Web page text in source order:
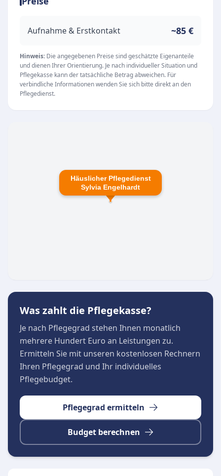
abwechslungsreiche Betreuung mit Aktivitäten
gemeinsamen Mahlzeiten und Ausflügen. Das
betreute Wohnen unterstützt Senioren mit
modernen, barrierefreien Wohnungen und
einem umfangreichen Betreuungsprogramm.
Wohngruppen fördern Gemeinschaft und
Behandlungspflege sicher. Qualität und
regelmäßige Fortbildungen stehen im
Mittelpunkt aller Angebote, um Lebensqualität
Aufnahme & Erstkontakt ~85 €
Hinweis: Die angegebenen Preise sind geschätzte Eigenanteile
und dienen Ihrer Orientierung. Je nach individueller Situation und
Pflegekasse kann der tatsächliche Betrag abweichen. Für
verbindliche Informationen wenden Sie sich bitte direkt an den
Pflegedienst.
Häuslicher Pflegedienst
Sylvia Engelhardt
Was zahlt die Pflegekasse?
Je nach Pflegegrad stehen Ihnen monatlich
mehrere Hundert Euro an Leistungen zu.
Ermitteln Sie mit unseren kostenlosen Rechnern
Ihren Pflegegrad und Ihr individuelles
Pflegebudget.
Pflegegrad ermitteln
Budget berechnen